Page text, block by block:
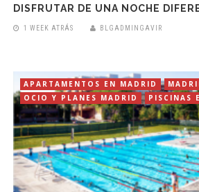
DISFRUTAR DE UNA NOCHE
1 WEEK ATRÁS BLGADMINGAVIR
APARTAMENTOS EN MADRID
OCIO Y PLANES MADRID
PISCINAS